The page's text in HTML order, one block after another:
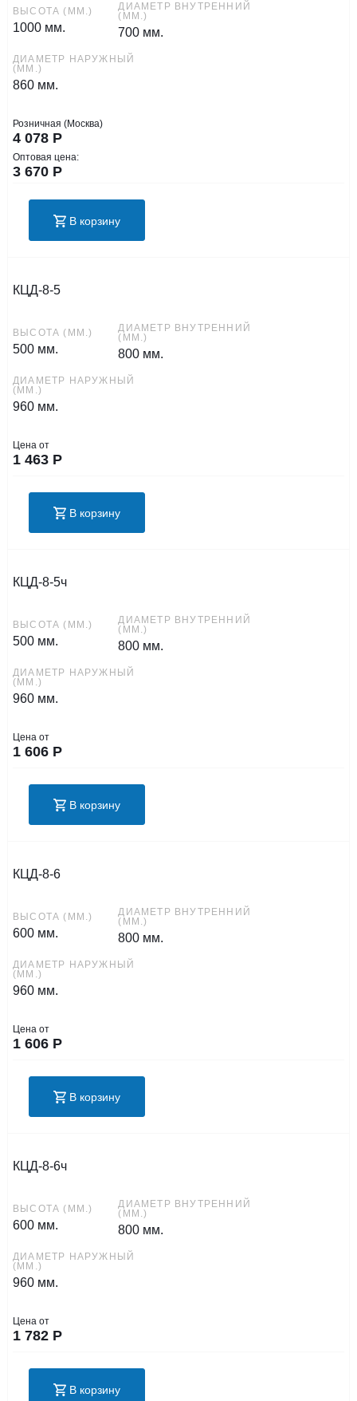
ВЫСОТА (ММ.)
1000 мм.
ДИАМЕТР ВНУТРЕННИЙ
(ММ.)
700 мм.
ДИАМЕТР НАРУЖНЫЙ
(ММ.)
860 мм.
Розничная (Москва)
4 078 Р
Оптовая цена:
3 670 Р
В корзину
КЦД-8-5
ВЫСОТА (ММ.)
500 мм.
ДИАМЕТР ВНУТРЕННИЙ
(ММ.)
800 мм.
ДИАМЕТР НАРУЖНЫЙ
(ММ.)
960 мм.
Цена от
1 463 Р
В корзину
КЦД-8-5ч
ВЫСОТА (ММ.)
500 мм.
ДИАМЕТР ВНУТРЕННИЙ
(ММ.)
800 мм.
ДИАМЕТР НАРУЖНЫЙ
(ММ.)
960 мм.
Цена от
1 606 Р
В корзину
КЦД-8-6
ВЫСОТА (ММ.)
600 мм.
ДИАМЕТР ВНУТРЕННИЙ
(ММ.)
800 мм.
ДИАМЕТР НАРУЖНЫЙ
(ММ.)
960 мм.
Цена от
1 606 Р
В корзину
КЦД-8-6ч
ВЫСОТА (ММ.)
600 мм.
ДИАМЕТР ВНУТРЕННИЙ
(ММ.)
800 мм.
ДИАМЕТР НАРУЖНЫЙ
(ММ.)
960 мм.
Цена от
1 782 Р
В корзину